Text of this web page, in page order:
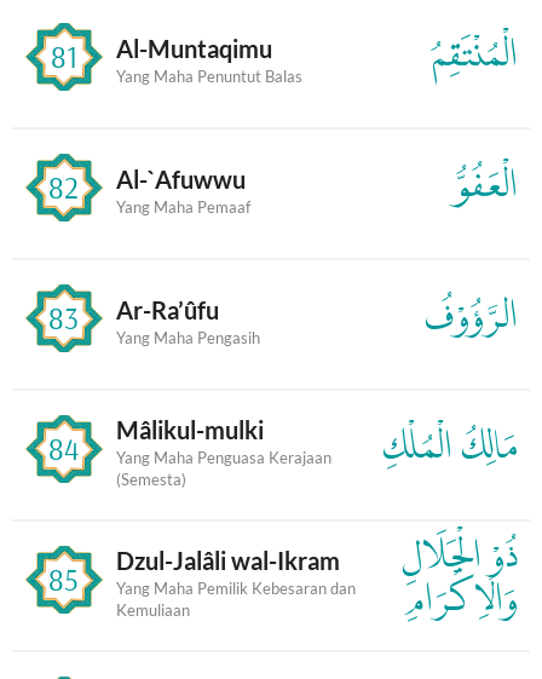
81 Al-Muntaqimu
Yang Maha Penuntut Balas الْمُنْتَقِمُ
82 Al-`Afuwwu
Yang Maha Pemaaf الْعَفُوُّ
83 Ar-Ra’ûfu
Yang Maha Pengasih الرَّؤُوْفُ
84 Mâlikul-mulki
Yang Maha Penguasa Kerajaan
(Semesta)
مَالِكُ الْمُلْكِ
85 Dzul-Jalâli wal-Ikram
Yang Maha Pemilik Kebesaran dan
Kemuliaan
ذُوْ الْجَلَالِ
وَالْاِكْرَامِ